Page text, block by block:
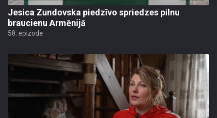
Jesica Zundovska piedzīvo spriedzes pilnu
braucienu Armēnijā
58. epizode